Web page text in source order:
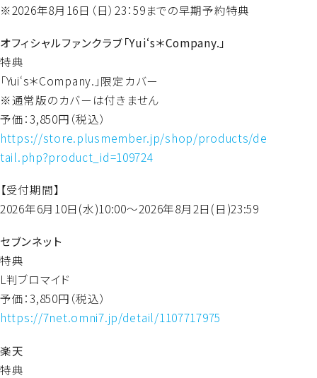
※2026年8月16日（日）23：59までの早期予約特典
オフィシャルファンクラブ「Yui‘s＊Company.」
特典
「Yui‘s＊Company.」限定カバー
※通常版のカバーは付きません
予価：3,850円（税込）
https://store.plusmember.jp/shop/products/de
tail.php?product_id=109724
【受付期間】
2026年6月10日(水)10:00～2026年8月2日(日)23:59
セブンネット
特典
L判ブロマイド
予価：3,850円（税込）
https://7net.omni7.jp/detail/1107717975
楽天
特典